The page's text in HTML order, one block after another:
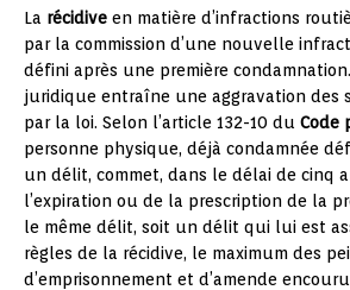
La récidive en matière d’infractions
par la commission d’une nouvelle
défini après une première
juridique entraîne une aggravation des
par la loi. Selon l’article 132-10 du Code
personne physique, déjà condamnée
un délit, commet, dans le délai de cinq
l’expiration ou de la prescription de la
le même délit, soit un délit qui lui est
règles de la récidive, le maximum des
d’emprisonnement et d’amende